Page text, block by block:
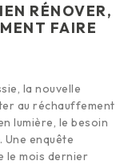
RÉNOVER,
FAIRE
la nouvelle
au réchauffement
lumière, le besoin
enquête
le mois dernier